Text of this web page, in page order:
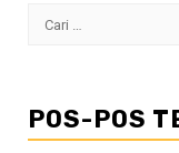
Cari
POS-POS